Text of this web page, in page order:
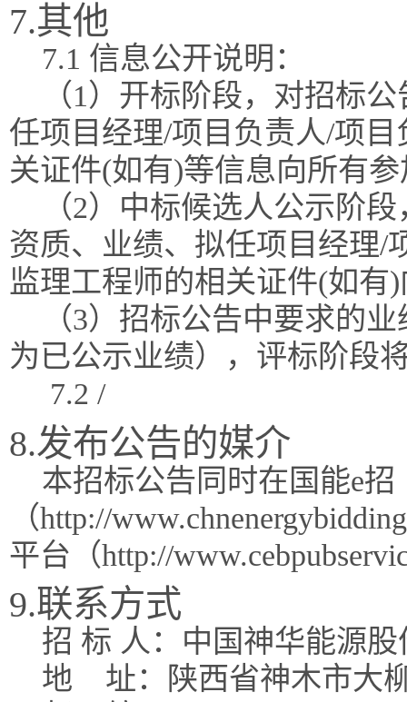
7.其他
7.1 信息公开说明：
（1）开标阶段，对招标
任项目经理/项目负责人/项
关证件(如有)等信息向所有
（2）中标候选人公示阶
资质、业绩、拟任项目经理/
监理工程师的相关证件(如有
（3）招标公告中要求的
为已公示业绩），评标阶段
7.2 /
8.发布公告的媒介
本招标公告同时在国能e招
（http://
平台（http://
9.联系方式
招 标 人：中国神华能源
地
址：陕西省神木市大